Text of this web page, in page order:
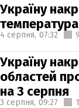
Україну
температура
4 серпня, 07:32
Україну
областей
на 3 серпня
3 серпня, 09:27